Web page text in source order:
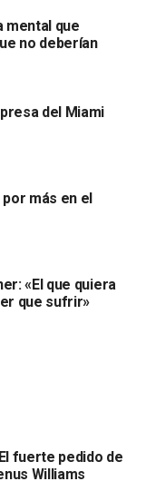
mental que
no deberían
del Miami
más en el
«El que quiera
que sufrir»
fuerte pedido de
Williams